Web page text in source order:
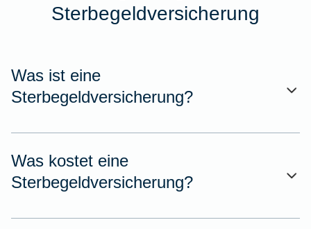
Sterbegeldversicherung
Was ist eine
Sterbegeldversicherung?
Was kostet eine
Sterbegeldversicherung?